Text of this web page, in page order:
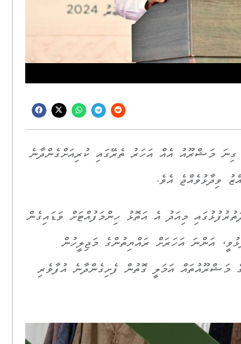
މަޝްރޫއު އެއް އަހަރު ތެރޭގައި ކުރިއަށްގެންދާނެ
ވިދާޅުވެއްޖެ އެވެ.
މިއަދު އެ އަތޮޅު ހިންމަފުއްޓަށް ވަޑައިގެން
އަންނަ އަހަރަށް ރައްޔިތުންގެ މަޖިލީހުން
މަޝްރޫއުތައް އަމަލީ ގޮތުން ފެށިގެންދާނެ އުފާވެރި